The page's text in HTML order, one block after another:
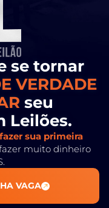
se tornar
VERDADE
seu
Leilões.
sua primeira
muito dinheiro
VAGA